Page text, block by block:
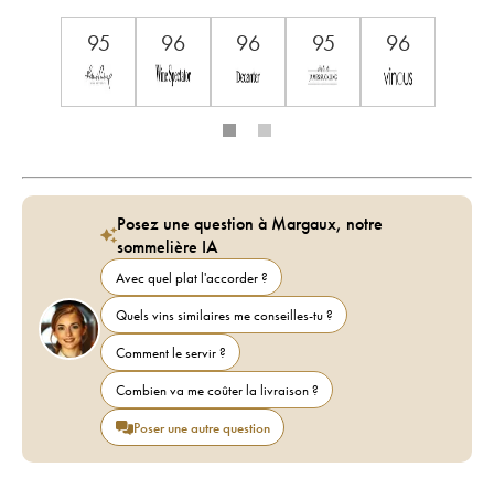
95 96 96 95 96
Posez une question à Margaux, notre
sommelière IA
Avec quel plat l'accorder ?
Quels vins similaires me conseilles-tu ?
Comment le servir ?
Combien va me coûter la livraison ?
Poser une autre question